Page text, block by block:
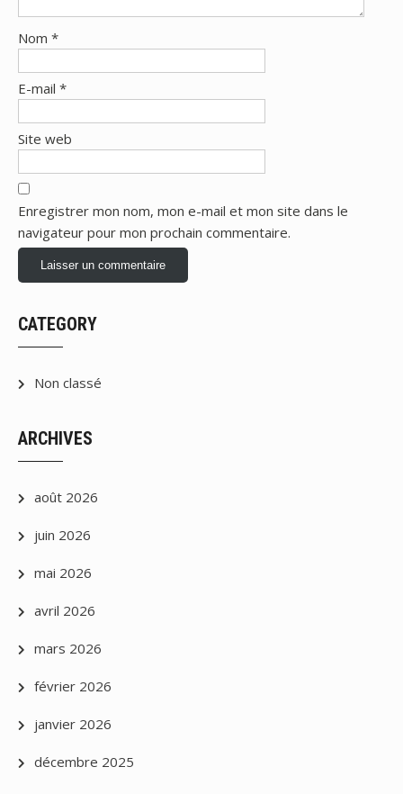
Nom *
E-mail *
Site web
Enregistrer mon nom, mon e-mail et mon site dans le
navigateur pour mon prochain commentaire.
CATEGORY
Non classé
ARCHIVES
août 2026
juin 2026
mai 2026
avril 2026
mars 2026
février 2026
janvier 2026
décembre 2025